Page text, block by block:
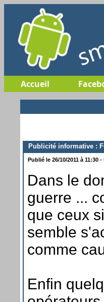
Accueil
Publicité informative :
Publié le 26/10/2011 à 11:30
Dans le
guerre ...
que ceux
semble
comme
Enfin